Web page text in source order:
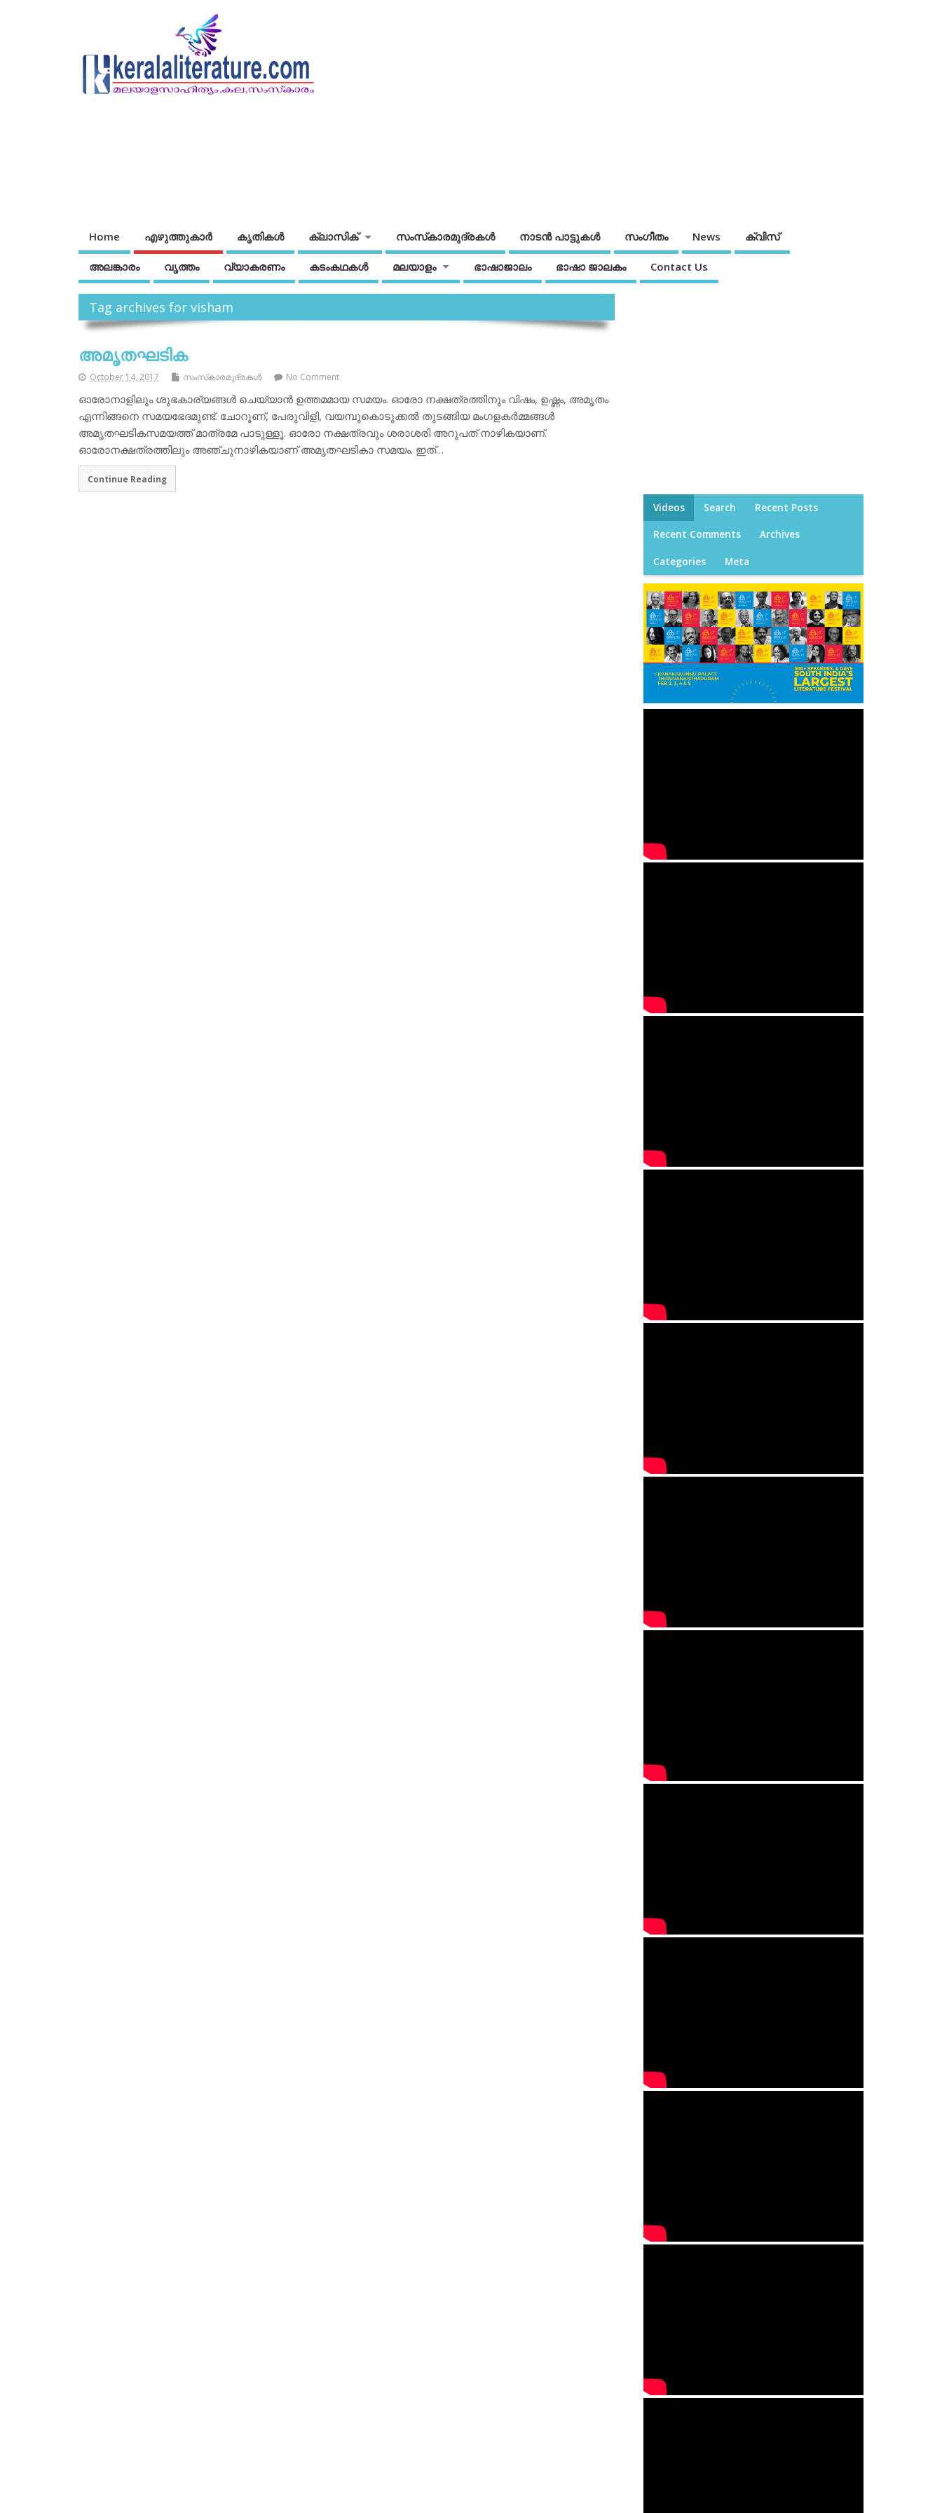
Home എഴുത്തുകാര്‍ കൃതികൾ ക്ലാസിക് സംസ്‌കാരമുദ്രകള്‍ നാടന്‍ പാട്ടുകള്‍ സംഗീതം News ക്വിസ്
അലങ്കാരം വൃത്തം വ്യാകരണം കടംകഥകള്‍ മലയാളം ഭാഷാജാലം ഭാഷാ ജാലകം Contact Us
Tag archives for visham
അമൃതഘടിക
October 14, 2017 സംസ്‌കാരമുദ്രകള്‍ No Comment
ഓരോനാളിലും ശുഭകാര്യങ്ങള്‍ ചെയ്യാന്‍ ഉത്തമമായ സമയം. ഓരോ നക്ഷത്രത്തിനും വിഷം, ഉഷ്ണം, അമൃതം
എന്നിങ്ങനെ സമയഭേദമുണ്ട്. ചോറൂണ്, പേരുവിളി, വയമ്പുകൊടുക്കല്‍ തുടങ്ങിയ മംഗളകര്‍മ്മങ്ങള്‍
അമൃതഘടികസമയത്ത് മാത്രമേ പാടുള്ളൂ. ഓരോ നക്ഷത്രവും ശരാശരി അറുപത് നാഴികയാണ്.
ഓരോനക്ഷത്രത്തിലും അഞ്ചുനാഴികയാണ് അമൃതഘടികാ സമയം. ഇത്…
Continue Reading
Videos Search Recent Posts
Recent Comments Archives
Categories Meta